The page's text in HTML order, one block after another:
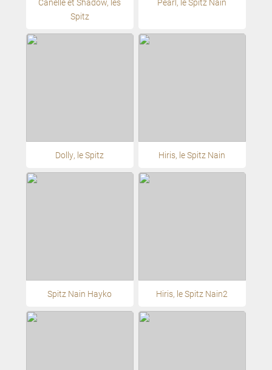
Spitz
Dolly, le Spitz Hiris, le Spitz Nain
Spitz Nain Hayko Hiris, le Spitz Nain2